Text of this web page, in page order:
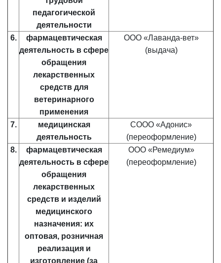
педагогической
деятельности
6.
фармацевтическая
деятельность в сфере
обращения
лекарственных
средств для
ветеринарного
применения
ООО «Лаванда-вет»
(выдача)
7.
медицинская
деятельность
СООО «Адонис»
(переоформление)
8.
фармацевтическая
деятельность в сфере
обращения
лекарственных
средств и изделий
медицинского
назначения: их
оптовая, розничная
реализация и
изготовление (за
ООО «Ремедиум»
(переоформление)